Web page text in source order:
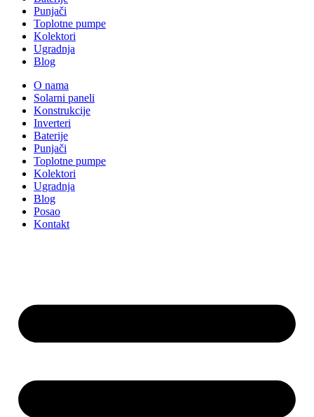
Punjači
Toplotne pumpe
Kolektori
Ugradnja
Blog
O nama
Solarni paneli
Konstrukcije
Inverteri
Baterije
Punjači
Toplotne pumpe
Kolektori
Ugradnja
Blog
Posao
Kontakt